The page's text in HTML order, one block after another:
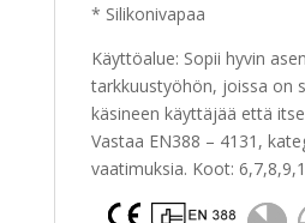
* Silikonivapaa
Käyttöalue: Sopii hyvin
tarkkuustyöhön, joissa on
käsineen käyttäjää että
Vastaa EN388 – 4131,
vaatimuksia. Koot: